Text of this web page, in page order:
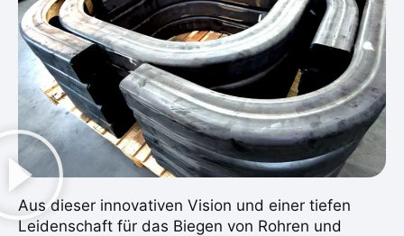
Aus dieser innovativen Vision und einer tiefen
Leidenschaft für das Biegen von Rohren und